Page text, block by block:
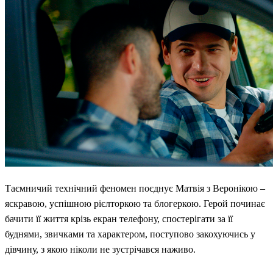
Таємничий технічний феномен поєднує Матвія з Веронікою –
яскравою, успішною рієлторкою та блогеркою. Герой починає
бачити її життя крізь екран телефону, спостерігати за її
буднями, звичками та характером, поступово закохуючись у
дівчину, з якою ніколи не зустрічався наживо.